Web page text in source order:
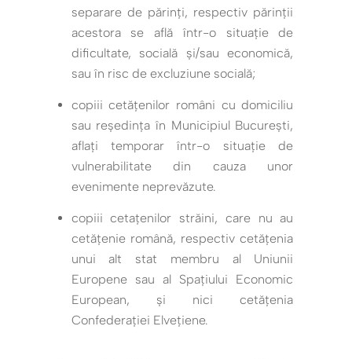
separare de părinți, respectiv părinții
acestora se află într-o situație de
dificultate, socială și/sau economică,
sau în risc de excluziune socială;
copiii cetățenilor români cu domiciliu
sau reședința în Municipiul București,
aflați temporar într-o situație de
vulnerabilitate din cauza unor
evenimente neprevăzute.
copiii cetațenilor străini, care nu au
cetățenie română, respectiv cetățenia
unui alt stat membru al Uniunii
Europene sau al Spațiului Economic
European, și nici cetățenia
Confederației Elvețiene.